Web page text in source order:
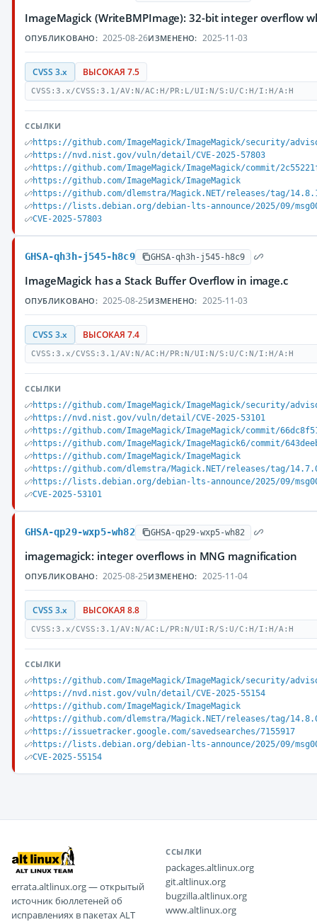
ImageMagick (WriteBMPImage): 32-bit integer overflow
ОПУБЛИКОВАНО: 2025-08-26ИЗМЕНЕНО: 2025-11-03
CVSS 3.x ВЫСОКАЯ 7.5
CVSS:3.x/CVSS:3.1/AV:N/AC:H/PR:L/UI:N/S:U/C:H/I:H/A:H
ССЫЛКИ
https://github.com/ImageMagick/ImageMagick/security/
https://nvd.nist.gov/vuln/detail/CVE-2025-57803
https://github.com/ImageMagick/ImageMagick/commit/
https://github.com/ImageMagick/ImageMagick
https://github.com/dlemstra/Magick.NET/releases/tag/
https://lists.debian.org/debian-lts-announce/2025/09/
CVE-2025-57803
GHSA-qh3h-j545-h8c9 GHSA-qh3h-j545-h8c9
ImageMagick has a Stack Buffer Overflow in image.c
ОПУБЛИКОВАНО: 2025-08-25ИЗМЕНЕНО: 2025-11-03
CVSS 3.x ВЫСОКАЯ 7.4
CVSS:3.x/CVSS:3.1/AV:N/AC:H/PR:N/UI:N/S:U/C:N/I:H/A:H
ССЫЛКИ
https://github.com/ImageMagick/ImageMagick/security/
https://nvd.nist.gov/vuln/detail/CVE-2025-53101
https://github.com/ImageMagick/ImageMagick/commit/
https://github.com/ImageMagick/ImageMagick6/commit/
https://github.com/ImageMagick/ImageMagick
https://github.com/dlemstra/Magick.NET/releases/tag/
https://lists.debian.org/debian-lts-announce/2025/09/
CVE-2025-53101
GHSA-qp29-wxp5-wh82 GHSA-qp29-wxp5-wh82
imagemagick: integer overflows in MNG magnification
ОПУБЛИКОВАНО: 2025-08-25ИЗМЕНЕНО: 2025-11-04
CVSS 3.x ВЫСОКАЯ 8.8
CVSS:3.x/CVSS:3.1/AV:N/AC:L/PR:N/UI:R/S:U/C:H/I:H/A:H
ССЫЛКИ
https://github.com/ImageMagick/ImageMagick/security/
https://nvd.nist.gov/vuln/detail/CVE-2025-55154
https://github.com/ImageMagick/ImageMagick
https://github.com/dlemstra/Magick.NET/releases/tag/
https://issuetracker.google.com/savedsearches/7155917
https://lists.debian.org/debian-lts-announce/2025/09/
CVE-2025-55154
errata.altlinux.org — открытый
источник бюллетеней об
исправлениях в пакетах ALT
ССЫЛКИ
packages.altlinux.org
git.altlinux.org
bugzilla.altlinux.org
www.altlinux.org